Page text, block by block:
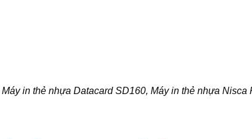
Máy in thẻ nhựa Datacard SD160, Máy in thẻ nhựa Nisca